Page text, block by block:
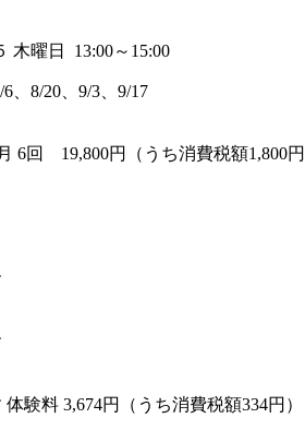
木曜日 13:00～15:00
、8/20、9/3、9/17
6回 19,800円（うち消費税額1,800
体験料 3,674円（うち消費税額334